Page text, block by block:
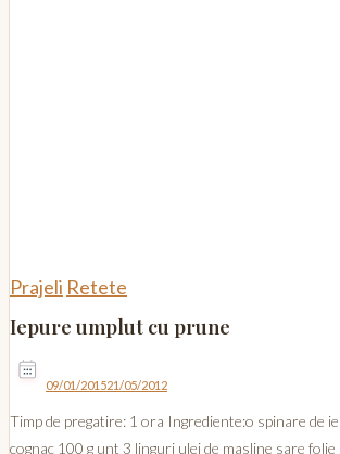
Prajeli Retete
Iepure umplut cu prune
09/01/201521/05/2012
Timp de pregatire: 1 ora Ingrediente:o spinare de
cognac 100 g unt 3 linguri ulei de masline sare